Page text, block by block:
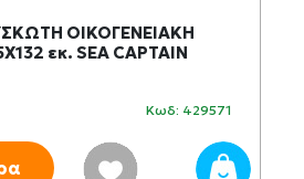
ΟΙΚΟΓΕΝΕΙΑΚΗ
εκ. SEA CAPTAIN
Κωδ: 429571